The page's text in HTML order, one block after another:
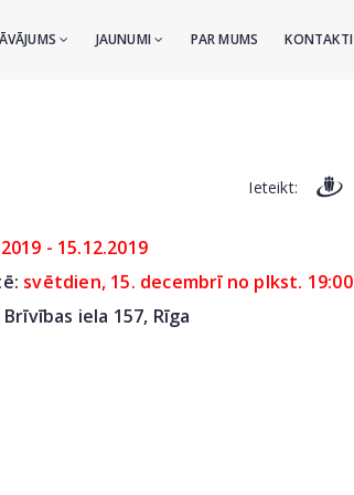
JAUNUMI PAR MUMS KONTAKTI
Ieteikt:
- 15.12.2019
svētdien, 15. decembrī no plkst. 19:00
iela 157, Rīga